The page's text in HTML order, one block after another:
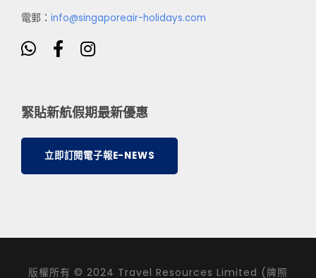
電郵： info@singaporeair-holidays.com
緊貼新航假期最新優惠
立即訂閱電子報E-NEWS
版權所有 © 2024 Travel Resources Limited (牌照